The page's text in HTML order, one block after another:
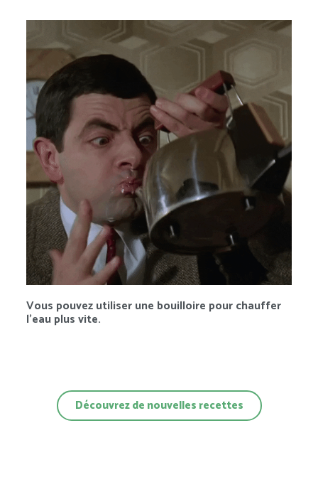
Vous pouvez utiliser une bouilloire pour chauffer
l’eau plus vite.
Découvrez de nouvelles recettes